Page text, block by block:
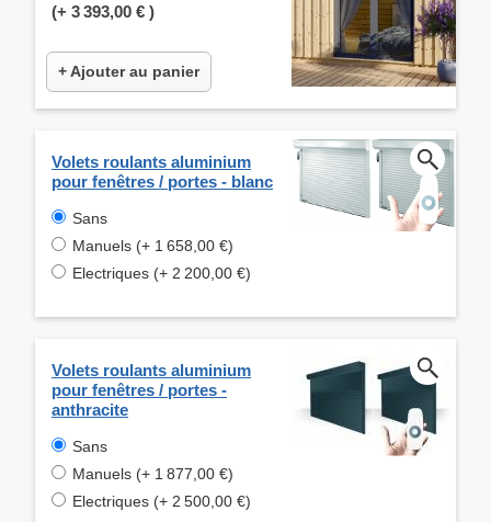
(+ 3 393,00 € )
+ Ajouter au panier
Volets roulants aluminium
pour fenêtres / portes - blanc
Sans
Manuels (+ 1 658,00 €)
Electriques (+ 2 200,00 €)
Volets roulants aluminium
pour fenêtres / portes -
anthracite
Sans
Manuels (+ 1 877,00 €)
Electriques (+ 2 500,00 €)